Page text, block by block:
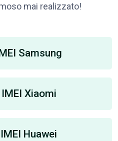
mai realizzato!
Samsung
Xiaomi
Huawei